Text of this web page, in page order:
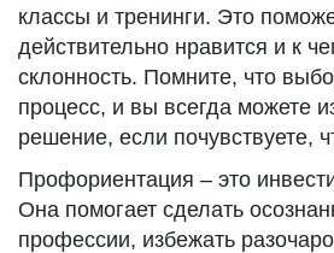
классы и тренинги. Это
действительно нравится и к
склонность. Помните, что
процесс, и вы всегда можете
решение, если почувствуете,
Профориентация – это
Она помогает сделать
профессии, избежать